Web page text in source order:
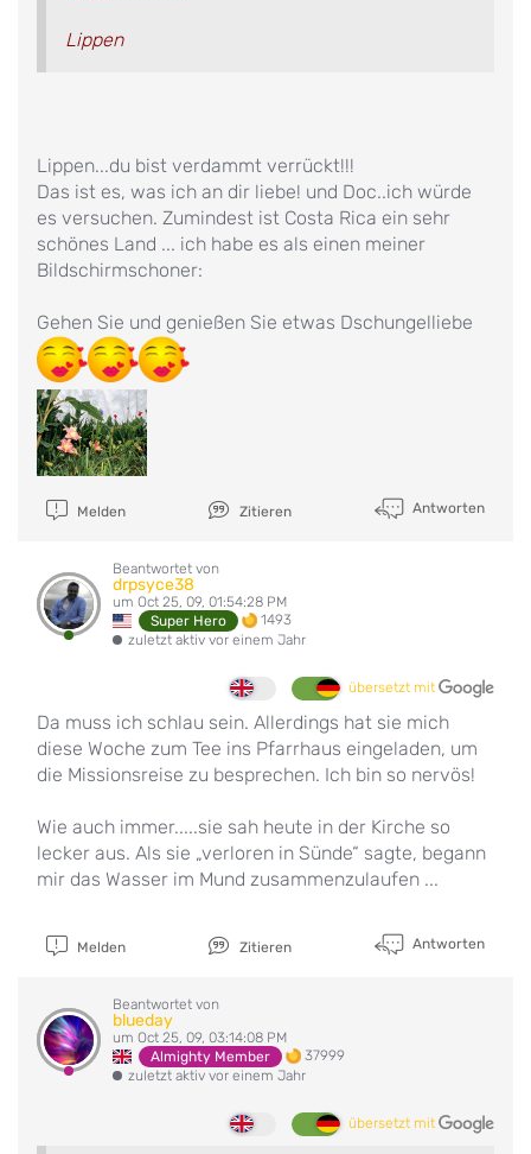
Lippen
Lippen...du bist verdammt verrückt!!!
Das ist es, was ich an dir liebe! und Doc..ich würde
es versuchen. Zumindest ist Costa Rica ein sehr
schönes Land ... ich habe es als einen meiner
Bildschirmschoner:
Gehen Sie und genießen Sie etwas Dschungelliebe
Melden Zitieren Antworten
Beantwortet von
drpsyce38
um Oct 25, 09, 01:54:28 PM
Super Hero
1493
zuletzt aktiv vor einem Jahr
übersetzt mit
Da muss ich schlau sein. Allerdings hat sie mich
diese Woche zum Tee ins Pfarrhaus eingeladen, um
die Missionsreise zu besprechen. Ich bin so nervös!
Wie auch immer.....sie sah heute in der Kirche so
lecker aus. Als sie „verloren in Sünde“ sagte, begann
mir das Wasser im Mund zusammenzulaufen ...
Melden Zitieren Antworten
Beantwortet von
blueday
um Oct 25, 09, 03:14:08 PM
Almighty Member
37999
zuletzt aktiv vor einem Jahr
übersetzt mit